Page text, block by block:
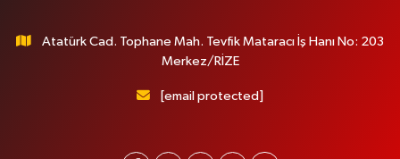
Atatürk Cad. Tophane Mah. Tevfik Mataracı İş Hanı No: 203
Merkez/RİZE
[email protected]